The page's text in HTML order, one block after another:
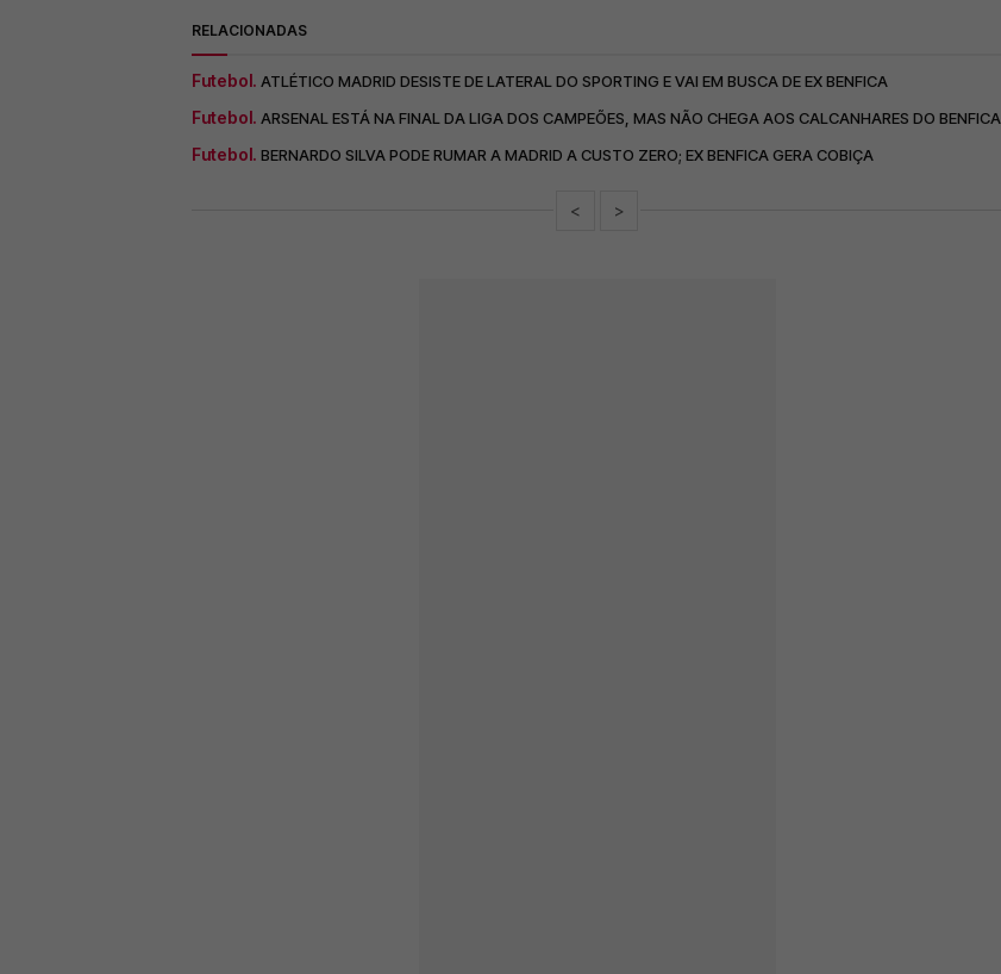
RELACIONADAS
Futebol. ATLÉTICO MADRID DESISTE DE LATERAL DO SPORTING E VAI EM BUSCA DE EX BENFICA
Futebol. ARSENAL ESTÁ NA FINAL DA LIGA DOS CAMPEÕES, MAS NÃO CHEGA AOS CALCANHARES DO BENFICA
Futebol. BERNARDO SILVA PODE RUMAR A MADRID A CUSTO ZERO; EX BENFICA GERA COBIÇA
< >